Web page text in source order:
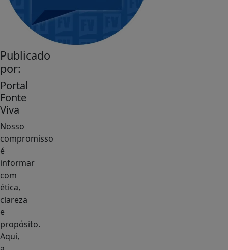
Publicado
por:
Portal
Fonte
Viva
Nosso
compromisso
é
informar
com
ética,
clareza
e
propósito.
Aqui,